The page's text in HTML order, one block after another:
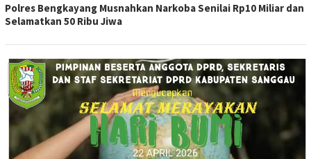
Polres Bengkayang Musnahkan Narkoba Senilai Rp10 Miliar dan
Selamatkan 50 Ribu Jiwa